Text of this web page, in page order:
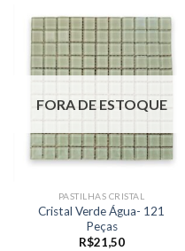
FORA DE ESTOQUE
PASTILHAS CRISTAL
Cristal Verde Água- 121
Peças
R$21,50